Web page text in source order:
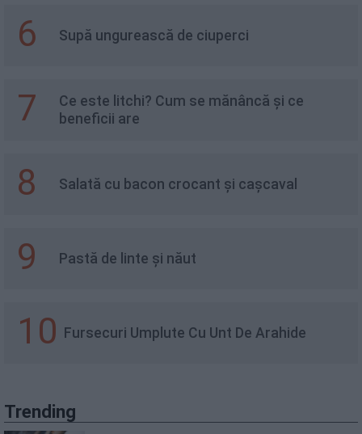
6 Supă ungurească de ciuperci
7
Ce este litchi? Cum se mănâncă și ce
beneficii are
8 Salată cu bacon crocant și cașcaval
9 Pastă de linte și năut
10 Fursecuri Umplute Cu Unt De Arahide
Trending